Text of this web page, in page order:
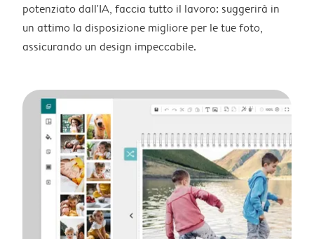
potenziato dall'IA, faccia tutto il lavoro: suggerirà in
un attimo la disposizione migliore per le tue foto,
assicurando un design impeccabile.